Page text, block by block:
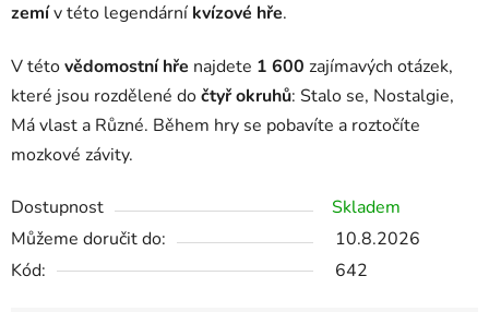
zemív této legendární kvízové hře.
V tétovědomostní hře najdete 1 600 zajímavých otázek,
které jsou rozdělené dočtyř okruhů: Stalo se, Nostalgie,
Má vlast a Různé. Během hry se pobavíte a roztočíte
mozkové závity.
Dostupnost
Skladem
Můžeme doručit do:
10.8.2026
Kód:
642